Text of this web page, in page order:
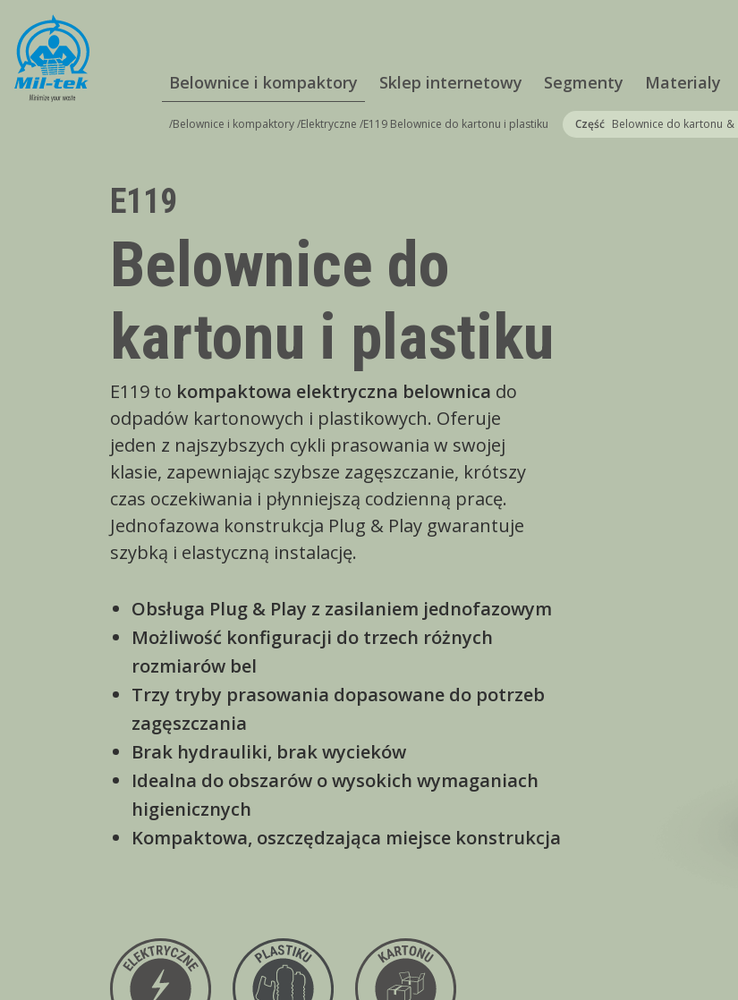
Belownice i kompaktory Sklep internetowy Segmenty Materialy
/Belownice i kompaktory/Elektryczne /E119 Belownice do kartonu i plastiku Część Belownice do kartonu &
E119
Belownice do
kartonu i plastiku
E119 to kompaktowa elektryczna belownica do
odpadów kartonowych i plastikowych. Oferuje
jeden z najszybszych cykli prasowania w swojej
klasie, zapewniając szybsze zagęszczanie, krótszy
czas oczekiwania i płynniejszą codzienną pracę.
Jednofazowa konstrukcja Plug & Play gwarantuje
szybką i elastyczną instalację.
Obsługa Plug & Play z zasilaniem jednofazowym
Możliwość konfiguracji do trzech różnych
rozmiarów bel
Trzy tryby prasowania dopasowane do potrzeb
zagęszczania
Brak hydrauliki, brak wycieków
Idealna do obszarów o wysokich wymaganiach
higienicznych
Kompaktowa, oszczędzająca miejsce konstrukcja